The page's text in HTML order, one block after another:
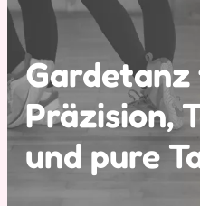
Gardetanz
Präzision,
und pure